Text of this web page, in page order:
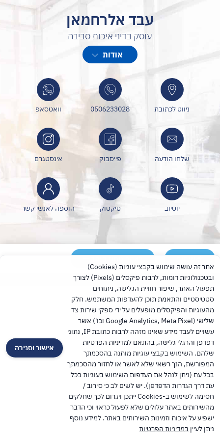
עבד אלרחמאן
עוסק בדיני איכות סביבה
עסקתי במשך שלושה עשורים במשרד להגנת הסביבה בתחום האכיפה
ואף שימשתי בתפקידים בכירים ביחידה לרבות מנהל המשטרה הירוקה .
היום אני בעלים של משרד שעוסק בייעוץ וייצוג רשויות מקומיות וחברות
בתחומי הסביבה השונים.
במשרד מועסקים אנשי מקצוע מהשורה הראשונה כל אחד בתחומו
אודות
ניווט לכתובת 0506233028 וואטסאפ
שלחו הודעה פייסבוק אינסטגרם
יוטיוב טיקטוק הוספה לאנשי קשר
שיתוף לאתר מחוז חיפה
אישור וסגירה
אתר זה עושה שימוש בקבצי עוגיות (Cookies)
ובטכנולוגיות דומות, לרבות פיקסלים (Pixels) לצורך
תפעול האתר, שיפור חוויית הגלישה, ניתוחים
סטטיסטיים והתאמת תוכן להעדפות המשתמש. חלק
מהעוגיות והפיקסלים מופעלים על ידי ספקי שירות צד
שלישי (Google Analytics, Meta Pixel וכו') אשר
עשויים לעבד מידע שאינו מזהה לרבות כתובת IP, נתוני
דפדפן והרגלי גלישה, בהתאם למדיניות הפרטיות
שלהם. השימוש בקבצי עוגיות מותנה בהסכמתך
המפורשת, הנך רשאי שלא לאשר או לחזור מהסכמתך
בכל עת (ניתן לנהל את העדפות השימוש בעוגיות בכל
עת דרך הגדרות הדפדפן). יש לשים לב כי סירוב /
חסימה לשימוש ב-Cookies ייתכן ויגרום לכך שחלקים
מהשירותים באתר עלולים שלא לפעול כראוי וכי הדבר
ישפיע על איכות וזמינות השירותים באתר. למידע נוסף
ניתן לעיין במדיניות הפרטיות
TalPress עיצוב ופיתוח אתרים בוורדפרס